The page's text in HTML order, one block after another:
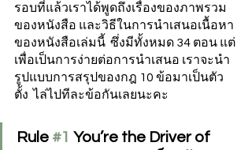
รอบที่แล้วเราได้พูดถึงเรื่องของภาพรวม
ของหนังสือ และวิธีในการนำเสนอเนื้อหา
ของหนังสือเล่มนี้  ซึ่งมีทั้งหมด 34 ตอน แต่
เพื่อเป็นการง่ายต่อการนำเสนอ เราจะนำ
รูปแบบการสรุปของกฎ 10 ข้อมาเป็นตัว
ตั้ง  ไล่ไปทีละข้อกันเลยนะคะ
Rule #1 You’re the Driver of